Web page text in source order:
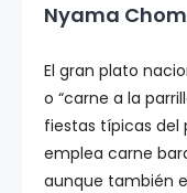
Nyama
El gran plato
o “carne a la
fiestas típicas del
emplea carne
aunque también